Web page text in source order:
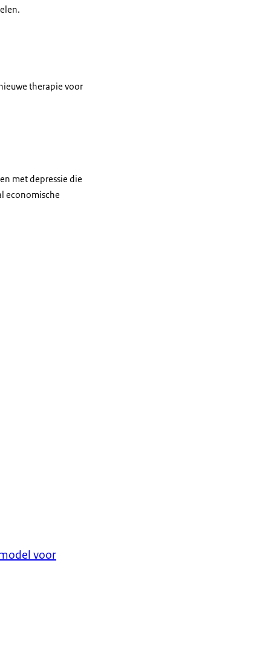
therapie voor
met depressie die
economische
voor